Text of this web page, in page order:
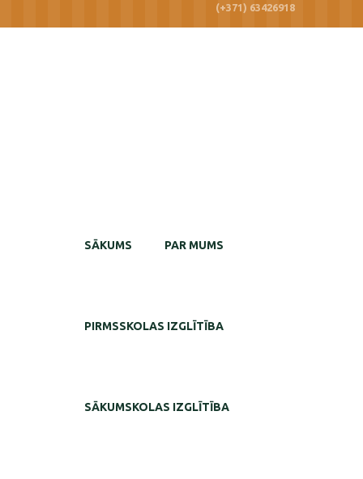
(+371) 63426918
SĀKUMS PAR MUMS
PIRMSSKOLAS IZGLĪTĪBA
SĀKUMSKOLAS IZGLĪTĪBA